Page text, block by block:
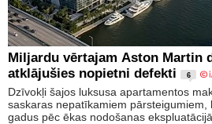
Miljardu vērtajam Aston Martin
atklājušies nopietni defekti
6
Dzīvokļi šajos luksusa apartamentos
saskaras nepatīkamiem pārsteigumiem,
gadus pēc ēkas nodošanas ekspluatācijā.